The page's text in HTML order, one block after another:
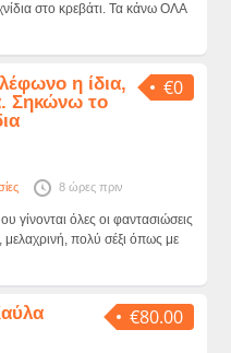
στο κρεβάτι. Τα κάνω ΟΛΑ
€0
η ίδια,
Σηκώνω το
8 ώρες πριν
γίνονται όλες οι φαντασιώσεις
μελαχρινή, πολύ σέξι όπως με
€80.00